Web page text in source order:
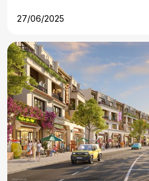
đang ghi dấu ấn mạnh mẽ và
mét vuông khai thác.
27/06/2025